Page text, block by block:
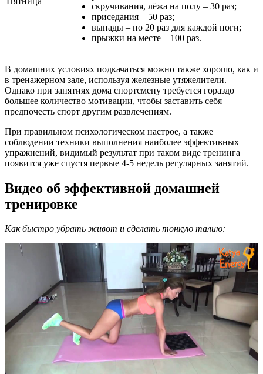
скручивания, лёжа на полу – 30 раз;
приседания – 50 раз;
выпады – по 20 раз для каждой ноги;
прыжки на месте – 100 раз.
В домашних условиях подкачаться можно также хорошо, как и
в тренажерном зале, используя железные утяжелители.
Однако при занятиях дома спортсмену требуется гораздо
большее количество мотивации, чтобы заставить себя
предпочесть спорт другим развлечениям.
При правильном психологическом настрое, а также
соблюдении техники выполнения наиболее эффективных
упражнений, видимый результат при таком виде тренинга
появится уже спустя первые 4-5 недель регулярных занятий.
Видео об эффективной домашней
тренировке
Как быстро убрать живот и сделать тонкую талию: